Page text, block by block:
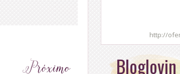
http://
Bloglovin